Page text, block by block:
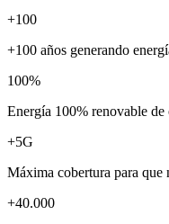
+100
+100 años generando
100%
Energía 100% renovable
+5G
Máxima cobertura para que
+40.000